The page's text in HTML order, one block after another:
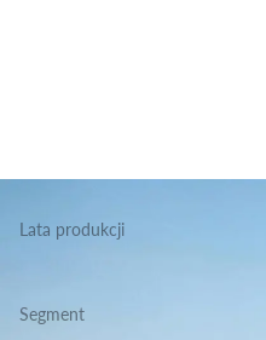
Lata produkcji
Segment